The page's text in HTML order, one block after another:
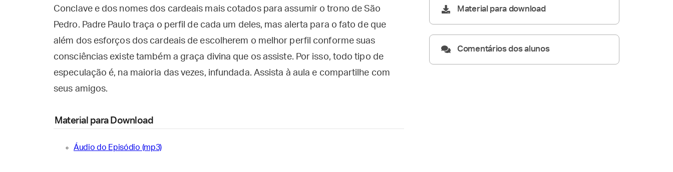
Conclave e dos nomes dos cardeais mais cotados para assumir o trono de São
Pedro. Padre Paulo traça o perfil de cada um deles, mas alerta para o fato de que
além dos esforços dos cardeais de escolherem o melhor perfil conforme suas
consciências existe também a graça divina que os assiste. Por isso, todo tipo de
especulação é, na maioria das vezes, infundada. Assista à aula e compartilhe com
seus amigos.
Material para Download
Áudio do Episódio (mp3)
Material para download
Comentários dos alunos